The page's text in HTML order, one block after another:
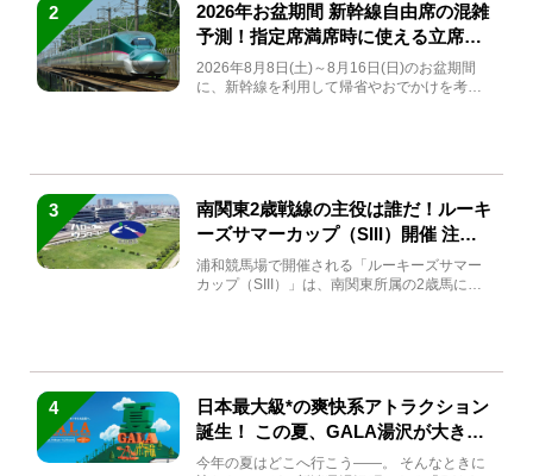
2
2026年お盆期間 新幹線自由席の混雑
予測！指定席満席時に使える立席特
急券も解説
2026年8月8日(土)～8月16日(日)のお盆期間
に、新幹線を利用して帰省やおでかけを考え
3
南関東2歳戦線の主役は誰だ！ルーキ
ーズサマーカップ（SIII）開催 注目
馬と見どころをチェック
浦和競馬場で開催される「ルーキーズサマー
カップ（SIII）」は、南関東所属の2歳馬によ
4
日本最大級*の爽快系アトラクション
誕生！ この夏、GALA湯沢が大きく
生まれ変わる
今年の夏はどこへ行こう――。 そんなときに